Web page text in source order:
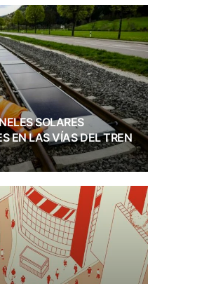
SOLARES
EN LAS VÍAS DEL TREN